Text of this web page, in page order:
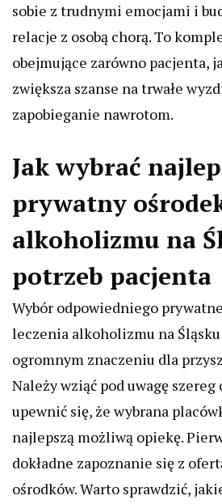
sobie z trudnymi emocjami i
relacje z osobą chorą. To
obejmujące zarówno pacjenta,
zwiększa szanse na trwałe
zapobieganie nawrotom.
Jak wybrać
prywatny
alkoholizmu na
potrzeb pacjenta
Wybór odpowiedniego
leczenia alkoholizmu na
ogromnym znaczeniu dla
Należy wziąć pod uwagę szereg
upewnić się, że wybrana
najlepszą możliwą opiekę.
dokładne zapoznanie się z
ośrodków. Warto sprawdzić,